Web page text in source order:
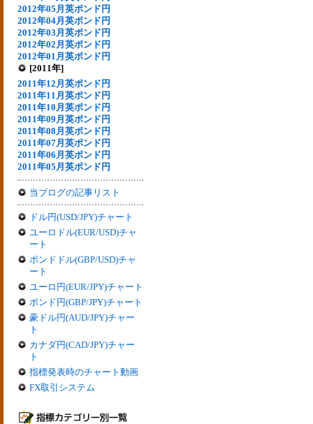
2012年05月英ポンド円
2012年04月英ポンド円
2012年03月英ポンド円
2012年02月英ポンド円
2012年01月英ポンド円
[2011年]
2011年12月英ポンド円
2011年11月英ポンド円
2011年10月英ポンド円
2011年09月英ポンド円
2011年08月英ポンド円
2011年07月英ポンド円
2011年06月英ポンド円
2011年05月英ポンド円
当ブログの記事リスト
ドル円(USD/JPY)チャート
ユーロドル(EUR/USD)チャ
ート
ポンドドル(GBP/USD)チャ
ート
ユーロ円(EUR/JPY)チャート
ポンド円(GBP/JPY)チャート
豪ドル円(AUD/JPY)チャー
ト
カナダ円(CAD/JPY)チャー
ト
指標発表時のチャート動画
FX取引システム